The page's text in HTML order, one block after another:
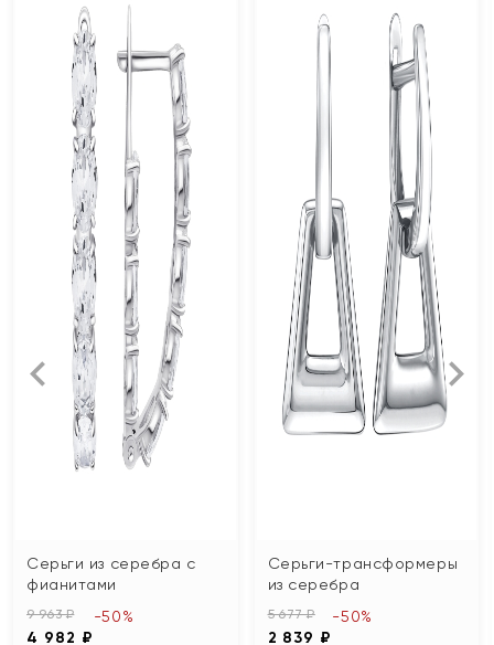
Серьги из серебра с
фианитами
9 963 ₽
4 982 ₽
-50%
Серьги-трансформеры
из серебра
5 677 ₽
2 839 ₽
-50%